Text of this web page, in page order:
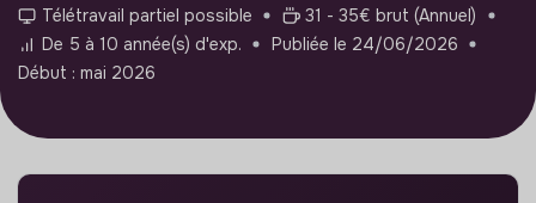
Télétravail partiel possible
31 - 35€ brut (Annuel)
De 5 à 10 année(s) d'exp.
Publiée le 24/06/2026
Début : mai 2026